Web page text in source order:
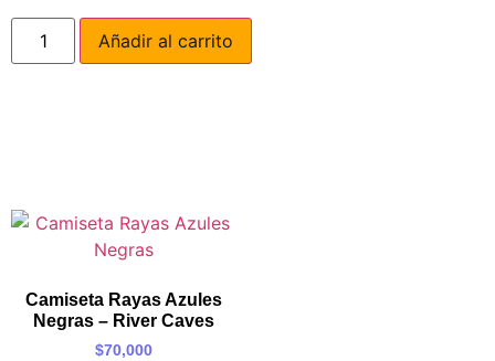
Añadir al carrito
Camiseta Rayas Azules
Negras – River Caves
$70,000